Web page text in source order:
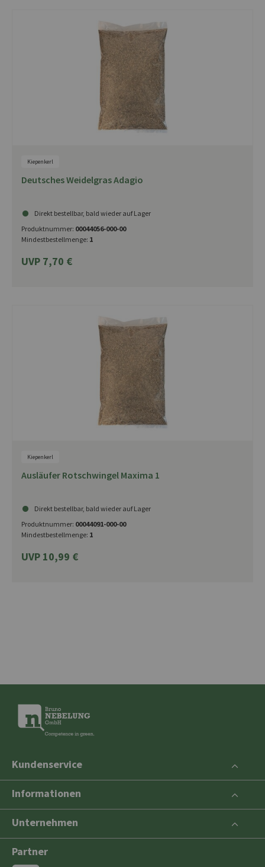
Kiepenkerl
Deutsches Weidelgras Adagio
Direkt bestellbar, bald wieder auf Lager
Produktnummer: 00044056-000-00
Mindestbestellmenge: 1
UVP 7,70 €
Kiepenkerl
Ausläufer Rotschwingel Maxima 1
Direkt bestellbar, bald wieder auf Lager
Produktnummer: 00044091-000-00
Mindestbestellmenge: 1
UVP 10,99 €
Kundenservice
Informationen
Unternehmen
Partner